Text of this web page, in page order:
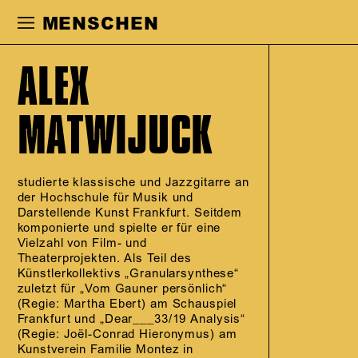
Zur Hauptnavigation springen
MENSCHEN
ALEX
MATWIJUCK
studierte klassische und Jazzgitarre an
der Hochschule für Musik und
Darstellende Kunst Frankfurt. Seitdem
komponierte und spielte er für eine
Vielzahl von Film- und
Theaterprojekten. Als Teil des
Künstlerkollektivs „Granularsynthese“
zuletzt für „Vom Gauner persönlich“
(Regie: Martha Ebert) am Schauspiel
Frankfurt und „Dear___33/19 Analysis“
(Regie: Joël-Conrad Hieronymus) am
Kunstverein Familie Montez in